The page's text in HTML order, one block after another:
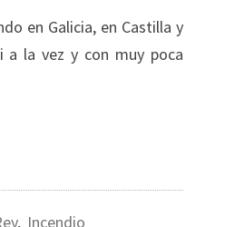
en Galicia, en Castilla y
la vez y con muy poca
, Incendio